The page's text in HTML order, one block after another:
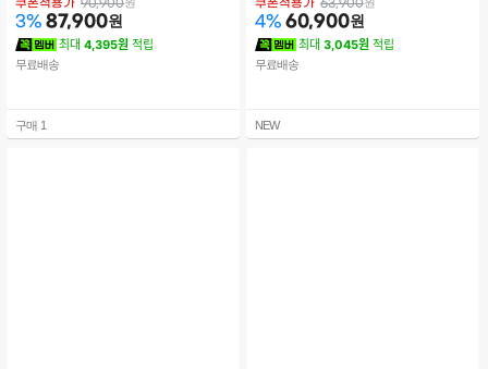
쿠폰적용가 90,900
3% 87,900원
최대 4,395원 적립
무료배송
구매 1
쿠폰적용가 63,900
4% 60,900원
최대 3,045원 적립
무료배송
NEW